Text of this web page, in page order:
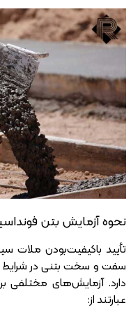
نحوه آزمایش بتن
تأیید باکیفیت‌بودن ملات
سفت و سخت بتنی در
دارد. آزمایش‌های مختلفی
عبارتند از: